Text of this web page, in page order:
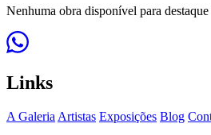
Nenhuma obra disponível para
Links
A Galeria Artistas Exposições Blog